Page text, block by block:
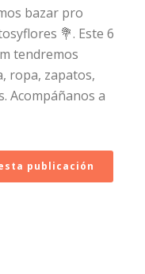
bazar pro
💐. Este 6
tendremos
ropa, zapatos,
Acompáñanos a
publicación